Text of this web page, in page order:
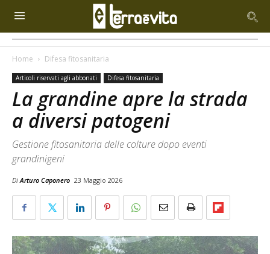
Home Difesa fitosanitaria
Articoli riservati agli abbonati Difesa fitosanitaria
La grandine apre la strada
a diversi patogeni
Gestione fitosanitaria delle colture dopo eventi
grandinigeni
DiArturo Caponero 23 Maggio 2026